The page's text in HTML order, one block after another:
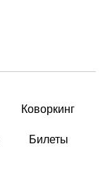
Коворкинг
Билеты